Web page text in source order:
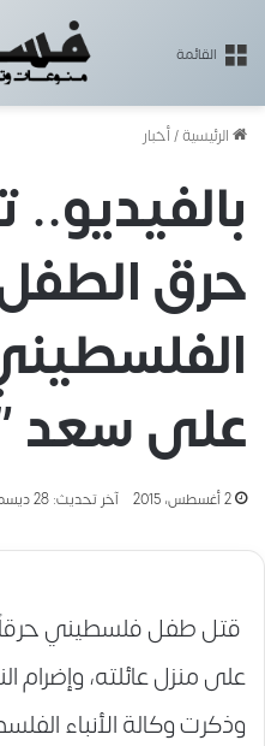
القائمة
الرئيسية/أخبار
حرق
على سعد
2 أغسطس، 2015 آخر تحديث: 28 ديسمبر، 2017
قتل طفل فلسطيني
على منزل عائلته، وإضرام
وذكرت وكالة الأنباء